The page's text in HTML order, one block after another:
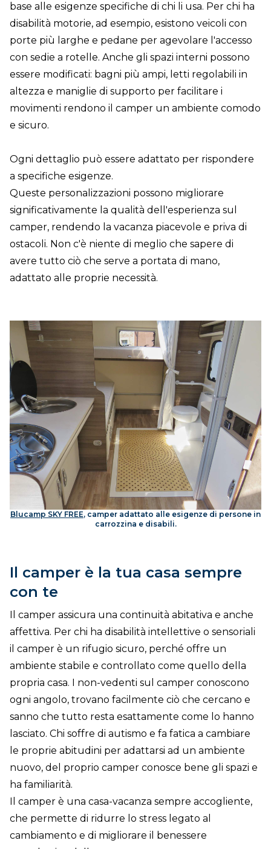
base alle esigenze specifiche di chi li usa. Per chi ha
disabilità motorie, ad esempio, esistono veicoli con
porte più larghe e pedane per agevolare l'accesso
con sedie a rotelle. Anche gli spazi interni possono
essere modificati: bagni più ampi, letti regolabili in
altezza e maniglie di supporto per facilitare i
movimenti rendono il camper un ambiente comodo
e sicuro.
Ogni dettaglio può essere adattato per rispondere
a specifiche esigenze.
Queste personalizzazioni possono migliorare
significativamente la qualità dell'esperienza sul
camper, rendendo la vacanza piacevole e priva di
ostacoli. Non c'è niente di meglio che sapere di
avere tutto ciò che serve a portata di mano,
adattato alle proprie necessità.
Blucamp SKY FREE, camper adattato alle esigenze di persone in
carrozzina e disabili.
Il camper è la tua casa sempre
con te
Il camper assicura una continuità abitativa e anche
affettiva. Per chi ha disabilità intellettive o sensoriali
il camper è un rifugio sicuro, perché offre un
ambiente stabile e controllato come quello della
propria casa. I non-vedenti sul camper conoscono
ogni angolo, trovano facilmente ciò che cercano e
sanno che tutto resta esattamente come lo hanno
lasciato. Chi soffre di autismo e fa fatica a cambiare
le proprie abitudini per adattarsi ad un ambiente
nuovo, del proprio camper conosce bene gli spazi e
ha familiarità.
Il camper è una casa-vacanza sempre accogliente,
che permette di ridurre lo stress legato al
cambiamento e di migliorare il benessere